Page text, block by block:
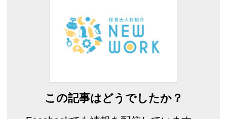
この記事はどうでしたか？